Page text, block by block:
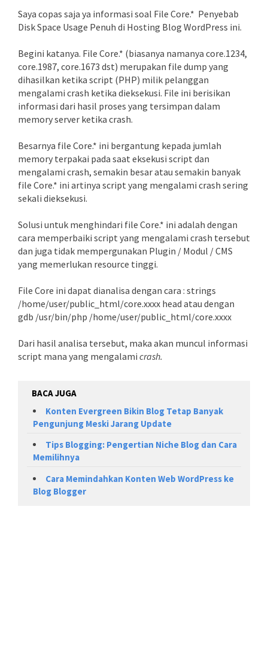
Saya copas saja ya informasi soal File Core.* Penyebab
Disk Space Usage Penuh di Hosting Blog WordPress ini.
Begini katanya. File Core.* (biasanya namanya core.1234,
core.1987, core.1673 dst) merupakan file dump yang
dihasilkan ketika script (PHP) milik pelanggan
mengalami crash ketika dieksekusi. File ini berisikan
informasi dari hasil proses yang tersimpan dalam
memory server ketika crash.
Besarnya file Core.* ini bergantung kepada jumlah
memory terpakai pada saat eksekusi script dan
mengalami crash, semakin besar atau semakin banyak
file Core.* ini artinya script yang mengalami crash sering
sekali dieksekusi.
Solusi untuk menghindari file Core.* ini adalah dengan
cara memperbaiki script yang mengalami crash tersebut
dan juga tidak mempergunakan Plugin / Modul / CMS
yang memerlukan resource tinggi.
File Core ini dapat dianalisa dengan cara : strings
/home/user/public_html/core.xxxx head atau dengan
gdb /usr/bin/php /home/user/public_html/core.xxxx
Dari hasil analisa tersebut, maka akan muncul informasi
script mana yang mengalami crash.
BACA JUGA
Konten Evergreen Bikin Blog Tetap Banyak
Pengunjung Meski Jarang Update
Tips Blogging: Pengertian Niche Blog dan Cara
Memilihnya
Cara Memindahkan Konten Web WordPress ke
Blog Blogger